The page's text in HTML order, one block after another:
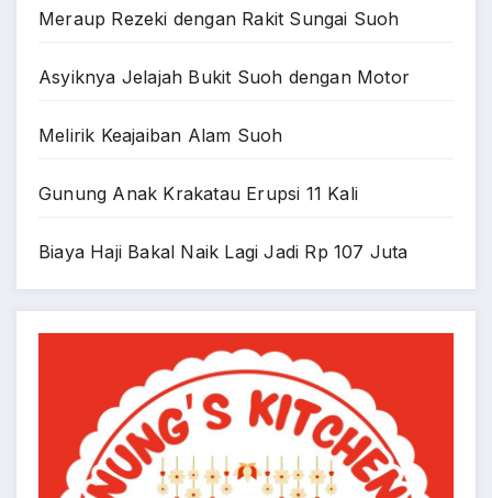
Meraup Rezeki dengan Rakit Sungai Suoh
Asyiknya Jelajah Bukit Suoh dengan Motor
Melirik Keajaiban Alam Suoh
Gunung Anak Krakatau Erupsi 11 Kali
Biaya Haji Bakal Naik Lagi Jadi Rp 107 Juta